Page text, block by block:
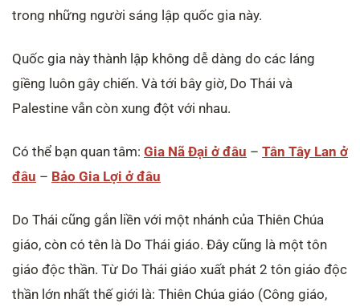
trong những người sáng lập quốc gia này.
Quốc gia này thành lập không dễ dàng do các láng
giềng luôn gây chiến. Và tới bây giờ, Do Thái và
Palestine vẫn còn xung đột với nhau.
Có thể bạn quan tâm: Gia Nã Đại ở đâu – Tân Tây Lan ở
đâu – Bảo Gia Lợi ở đâu
Do Thái cũng gắn liền với một nhánh của Thiên Chúa
giáo, còn có tên là Do Thái giáo. Đây cũng là một tôn
giáo độc thần. Từ Do Thái giáo xuất phát 2 tôn giáo độc
thần lớn nhất thế giới là: Thiên Chúa giáo (Công giáo,